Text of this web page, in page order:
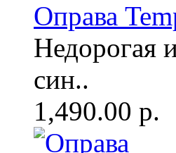
Оправа
Недорогая
син..
1,490.00 р.